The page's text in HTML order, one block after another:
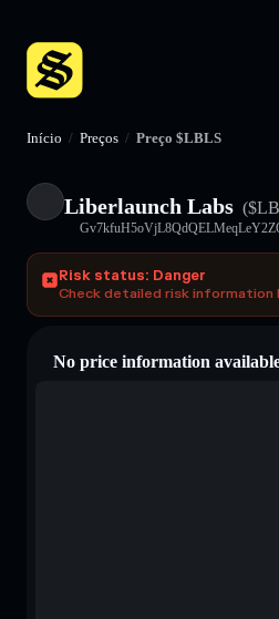
Início / Preços / Preço $LBLS
Liberlaunch Labs
Risk status: Danger
Check detailed risk
No price information